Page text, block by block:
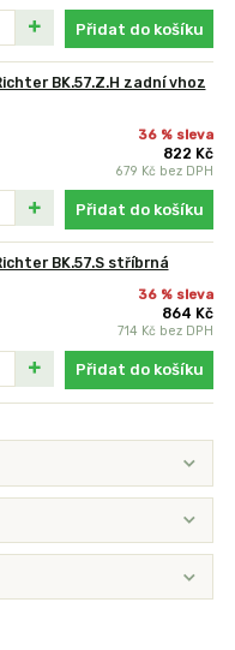
Přidat do košíku
BK.57.Z.H zadní vhoz
36 % sleva
822 Kč
679 Kč bez DPH
Přidat do košíku
BK.57.S stříbrná
36 % sleva
864 Kč
714 Kč bez DPH
Přidat do košíku